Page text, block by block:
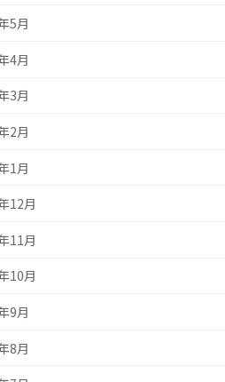
5月
4月
3月
2月
1月
12月
11月
10月
9月
8月